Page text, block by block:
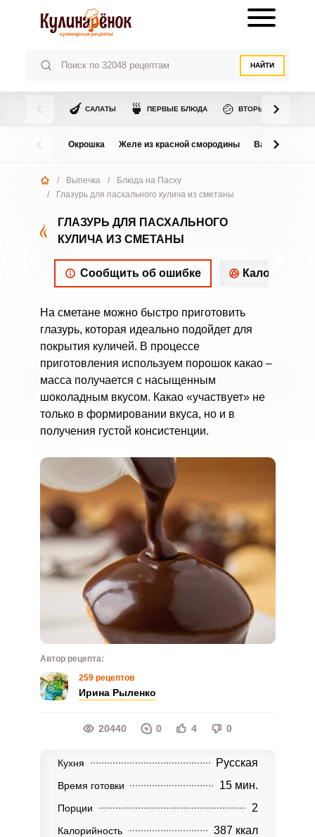
НАЙТИ
🍆 САЛАТЫ 🍵 ПЕРВЫЕ БЛЮДА 🍲 ВТОРЫЕ БЛЮДА
Окрошка Желе из красной смородины Варенье из
/ Выпечка /
Блюда на Пасху
/
Глазурь для пасхального кулича из сметаны
ГЛАЗУРЬ ДЛЯ ПАСХАЛЬНОГО
КУЛИЧА ИЗ СМЕТАНЫ
Сообщить об ошибке
На сметане можно быстро приготовить
глазурь, которая идеально подойдет для
покрытия куличей. В процессе
приготовления используем порошок какао –
масса получается с насыщенным
шоколадным вкусом. Какао «участвует» не
только в формировании вкуса, но и в
получения густой консистенции.
Автор рецепта:
259 рецептов
Ирина Рыленко
20440 0 4 0
Кухня Русская
Время готовки 15 мин.
Порции 2
Калорийность 387 ккал